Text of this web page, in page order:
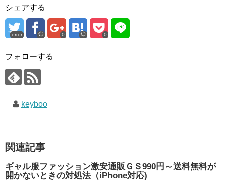
シェアする
error 0 0
フォローする
keyboo
関連記事
ギャル服ファッション激安通販ＧＳ990円～送料無料が
開かないときの対処法（iPhone対応)